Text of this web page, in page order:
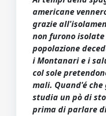
americane
grazie
non furono
popolazione
i Montanari e i
col sole
mali. Quand'é
studia un pò di
prima di parlare